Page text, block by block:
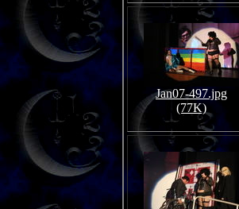
Jan07-497.jpg
(77K)